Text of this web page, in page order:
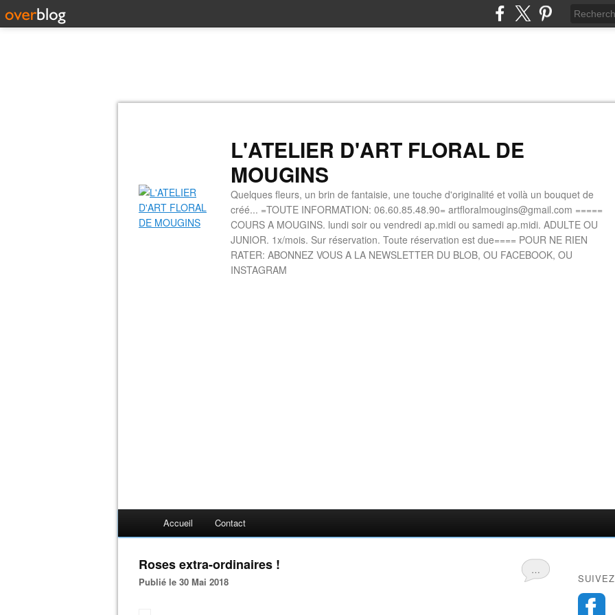
L'ATELIER D'ART FLORAL DE
MOUGINS
Quelques fleurs, un brin de fantaisie, une touche d'originalité et voilà un bouquet de
créé... =TOUTE INFORMATION: 06.60.85.48.90= artfloralmougins@gmail.com =====
COURS A MOUGINS. lundi soir ou vendredi ap.midi ou samedi ap.midi. ADULTE OU
JUNIOR. 1x/mois. Sur réservation. Toute réservation est due==== POUR NE RIEN
RATER: ABONNEZ VOUS A LA NEWSLETTER DU BLOB, OU FACEBOOK, OU
INSTAGRAM
Accueil Contact
…
Roses extra-ordinaires !
Publié le 30 Mai 2018